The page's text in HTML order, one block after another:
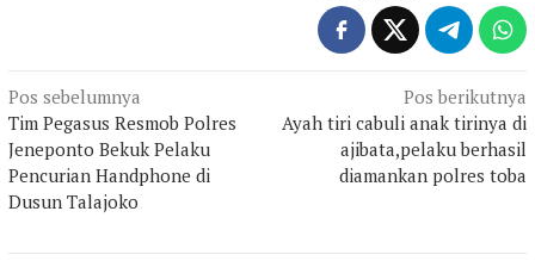
Navigasi
pos
Pos sebelumnya
Tim Pegasus Resmob Polres
Jeneponto Bekuk Pelaku
Pencurian Handphone di
Dusun Talajoko
Pos berikutnya
Ayah tiri cabuli anak tirinya di
ajibata,pelaku berhasil
diamankan polres toba